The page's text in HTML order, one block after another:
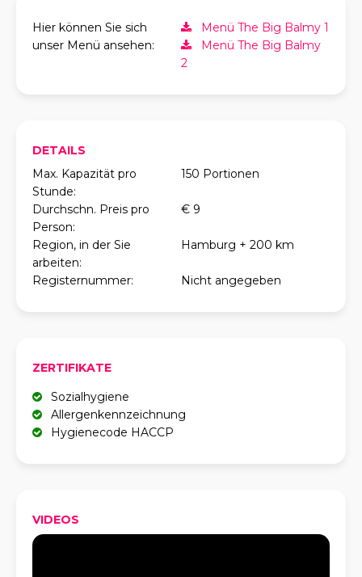
Hier können Sie sich
unser Menü ansehen:
Menü The Big Balmy 1
Menü The Big Balmy
2
DETAILS
Max. Kapazität pro
Stunde:
150 Portionen
Durchschn. Preis pro
Person:
€ 9
Region, in der Sie
arbeiten:
Hamburg + 200 km
Registernummer: Nicht angegeben
ZERTIFIKATE
Sozialhygiene
Allergenkennzeichnung
Hygienecode HACCP
VIDEOS